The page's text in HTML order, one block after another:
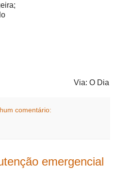
Via: O Dia
comentário:
emergencial